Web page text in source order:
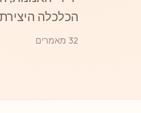
הכלכלה
32 מאמרים